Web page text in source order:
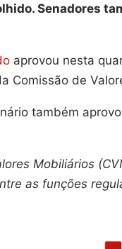
Senadores
aprovou nesta
Comissão de
também
Mobiliários
as funções